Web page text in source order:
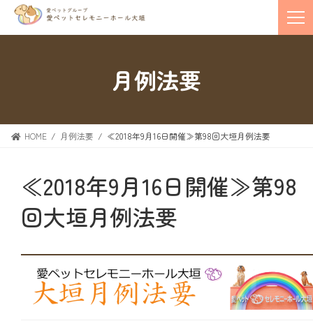
月例法要
HOME 月例法要 ≪2018年9月16日開催≫第98回大垣月例法要
≪2018年9月16日開催≫第98
回大垣月例法要